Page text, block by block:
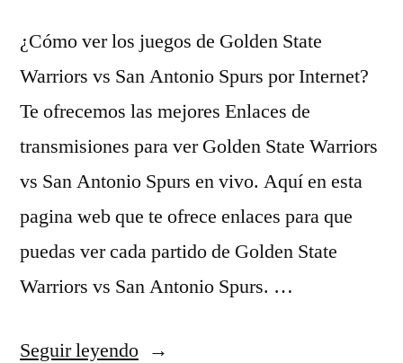
¿Cómo ver los juegos de Golden State
Warriors vs San Antonio Spurs por Internet?
Te ofrecemos las mejores Enlaces de
transmisiones para ver Golden State Warriors
vs San Antonio Spurs en vivo. Aquí en esta
pagina web que te ofrece enlaces para que
puedas ver cada partido de Golden State
Warriors vs San Antonio Spurs. …
Seguir leyendo«camiseta